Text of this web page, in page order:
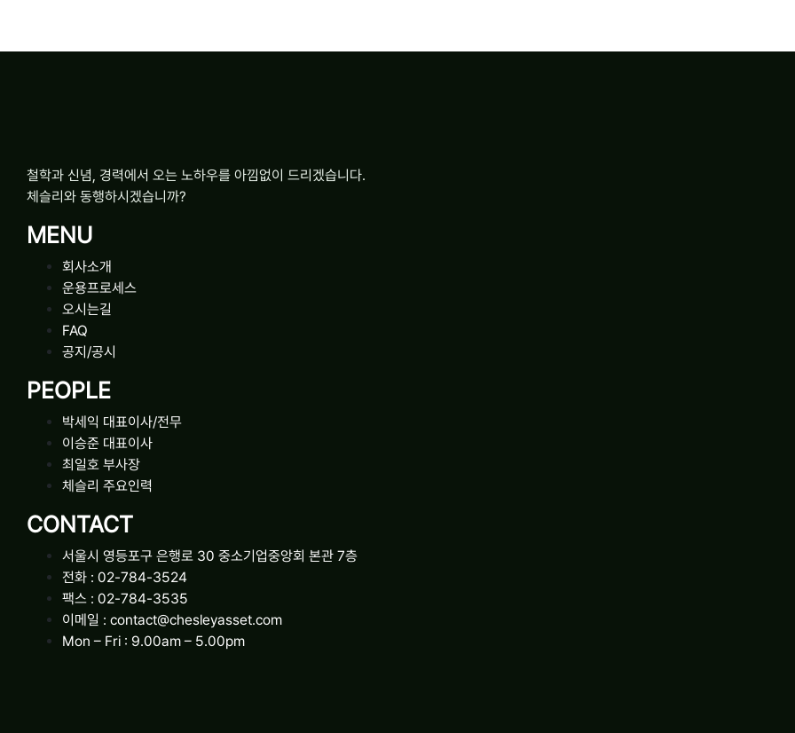
철학과 신념, 경력에서 오는 노하우를 아낌없이 드리겠습니다.
체슬리와 동행하시겠습니까?
MENU
회사소개
운용프로세스
오시는길
FAQ
공지/공시
PEOPLE
박세익 대표이사/전무
이승준 대표이사
최일호 부사장
체슬리 주요인력
CONTACT
서울시 영등포구 은행로 30 중소기업중앙회 본관 7층
전화 : 02-784-3524
팩스 : 02-784-3535
이메일 : contact@chesleyasset.com
Mon – Fri : 9.00am – 5.00pm